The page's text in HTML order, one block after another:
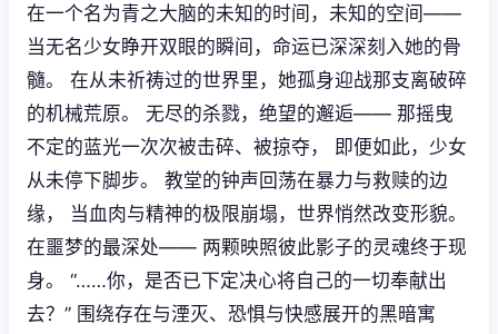
在一个名为青之大脑的未知的时间，未知的空间——
当无名少女睁开双眼的瞬间，命运已深深刻入她的骨
髓。 在从未祈祷过的世界里，她孤身迎战那支离破碎
的机械荒原。 无尽的杀戮，绝望的邂逅—— 那摇曳
不定的蓝光一次次被击碎、被掠夺， 即便如此，少女
从未停下脚步。 教堂的钟声回荡在暴力与救赎的边
缘， 当血肉与精神的极限崩塌，世界悄然改变形貌。
在噩梦的最深处—— 两颗映照彼此影子的灵魂终于现
身。 “……你，是否已下定决心将自己的一切奉献出
去？” 围绕存在与湮灭、恐惧与快感展开的黑暗寓